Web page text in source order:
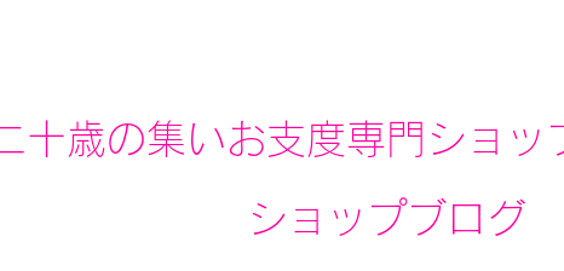
十歳の集いお支度専門ショッ
​ショップブログ